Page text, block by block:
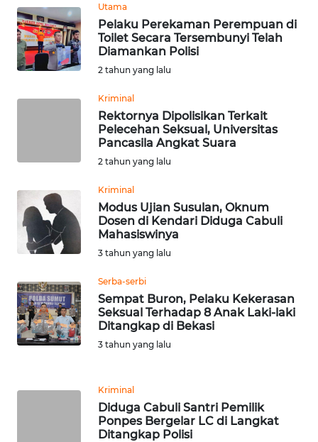
Utama
Pelaku Perekaman Perempuan di
Toilet Secara Tersembunyi Telah
Diamankan Polisi
2 tahun yang lalu
Kriminal
Rektornya Dipolisikan Terkait
Pelecehan Seksual, Universitas
Pancasila Angkat Suara
2 tahun yang lalu
Kriminal
Modus Ujian Susulan, Oknum
Dosen di Kendari Diduga Cabuli
Mahasiswinya
3 tahun yang lalu
Serba-serbi
Sempat Buron, Pelaku Kekerasan
Seksual Terhadap 8 Anak Laki-laki
Ditangkap di Bekasi
3 tahun yang lalu
Kriminal
Diduga Cabuli Santri Pemilik
Ponpes Bergelar LC di Langkat
Ditangkap Polisi
TEBING
TINGGI
WN
BEKASI
WN
BOGOR
WN
DEPOK
WN
TAPANULI